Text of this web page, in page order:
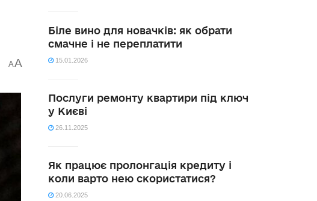
AA
Біле вино для новачків: як обрати
смачне і не переплатити
15.01.2026
Послуги ремонту квартири під ключ
у Києві
26.11.2025
Як працює пролонгація кредиту і
коли варто нею скористатися?
20.06.2025